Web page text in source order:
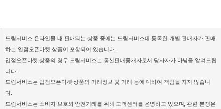
드림서비스 온라인몰 내 판매되는 상품 중에는 드림서비스에 등록한 개별 판매자가 판매
하는 입점오픈마켓 상품이 포함되어 있습니다.
입점오픈마켓 상품의 경우 드림서비스는 통신판매중개자로서 당사자가 아님을 알려드립
니다.
드림서비스는 입점오픈마켓 상품의 거래정보 및 거래 등에 대하여 책임을 지지 않습니
다.
드림서비스는 소비자 보호와 안전거래를 위해 고객센터를 운영하고 있으며, 관련 분쟁은